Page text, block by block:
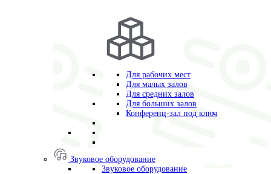
Для рабочих мест
Для малых залов
Для средних залов
Для больших залов
Конференц-зал под ключ
Звуковое оборудование
Звуковое оборудование